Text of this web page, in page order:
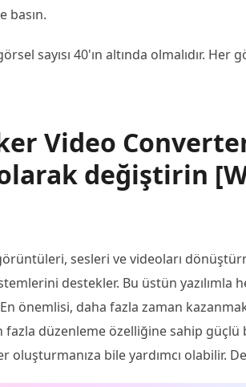
basın.
sayısı 40'ın altında olmalıdır. Her
Video
değiştirin
sesleri ve videoları
destekler. Bu üstün
önemlisi, daha fazla zaman
fazla düzenleme özelliğine sahip güçlü
bile yardımcı olabilir.